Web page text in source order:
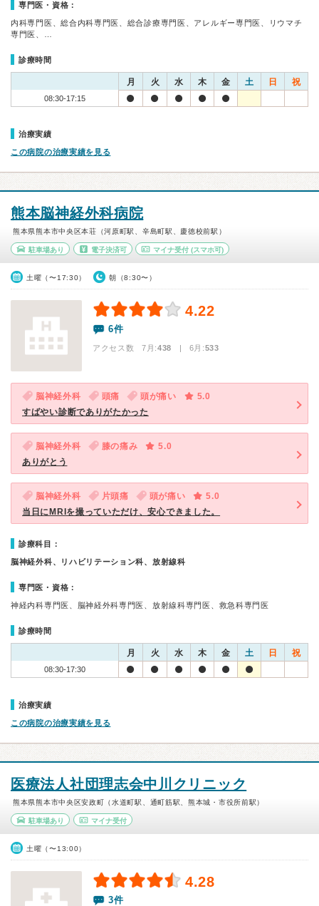
専門医・資格：
内科専門医、総合内科専門医、総合診療専門医、アレルギー専門医、リウマチ
専門医、…
診療時間
月 火 水 木 金 土 日 祝
08:30-17:15
治療実績
この病院の治療実績を見る
熊本脳神経外科病院
熊本県熊本市中央区本荘（河原町駅、辛島町駅、慶徳校前駅）
駐車場あり 電子決済可 マイナ受付 (スマホ可)
土曜（〜17:30） 朝（8:30〜）
4.22
6件
アクセス数 7月:438 | 6月:533
脳神経外科 頭痛 頭が痛い
5.0
すばやい診断でありがたかった
脳神経外科 膝の痛み
5.0
ありがとう
脳神経外科 片頭痛 頭が痛い
5.0
当日にMRIを撮っていただけ、安心できました。
診療科目：
脳神経外科、リハビリテーション科、放射線科
専門医・資格：
神経内科専門医、脳神経外科専門医、放射線科専門医、救急科専門医
診療時間
月 火 水 木 金 土 日 祝
08:30-17:30
治療実績
この病院の治療実績を見る
医療法人社団理志会中川クリニック
熊本県熊本市中央区安政町（水道町駅、通町筋駅、熊本城・市役所前駅）
駐車場あり マイナ受付
土曜（〜13:00）
4.28
3件